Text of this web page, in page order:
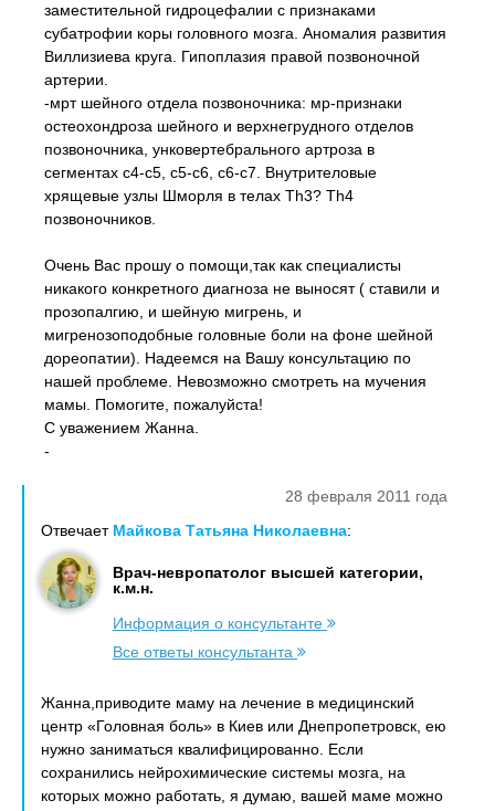
заместительной гидроцефалии с признаками
субатрофии коры головного мозга. Аномалия развития
Виллизиева круга. Гипоплазия правой позвоночной
артерии.
-мрт шейного отдела позвоночника: мр-признаки
остеохондроза шейного и верхнегрудного отделов
позвоночника, унковертебрального артроза в
сегментах с4-с5, с5-с6, с6-с7. Внутрителовые
хрящевые узлы Шморля в телах Th3? Th4
позвоночников.
Очень Вас прошу о помощи,так как специалисты
никакого конкретного диагноза не выносят ( ставили и
прозопалгию, и шейную мигрень, и
мигренозоподобные головные боли на фоне шейной
дореопатии). Надеемся на Вашу консультацию по
нашей проблеме. Невозможно смотреть на мучения
мамы. Помогите, пожалуйста!
С уважением Жанна.
-
28 февраля 2011 года
Отвечает Майкова Татьяна Николаевна:
Врач-невропатолог высшей категории,
к.м.н.
Информация о консультанте
Все ответы консультанта
Жанна,приводите маму на лечение в медицинский
центр «Головная боль» в Киев или Днепропетровск, ею
нужно заниматься квалифицированно. Если
сохранились нейрохимические системы мозга, на
которых можно работать, я думаю, вашей маме можно